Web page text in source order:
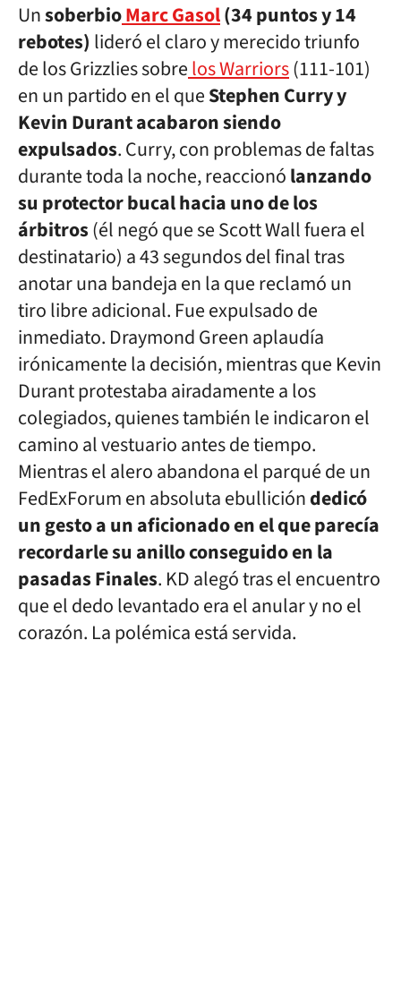
UnsoberbioMarc Gasol(34 puntos y 14
rebotes) lideró el claro y merecido triunfo
de los Grizzlies sobrelos Warriors(111-101)
en un partido en el queStephen Curry y
Kevin Durant acabaron siendo
expulsados. Curry, con problemas de faltas
durante toda la noche, reaccionólanzando
su protector bucal hacia uno de los
árbitros(él negó que se Scott Wall fuera el
destinatario) a 43 segundos del final tras
anotar una bandeja en la que reclamó un
tiro libre adicional. Fue expulsado de
inmediato. Draymond Green aplaudía
irónicamente la decisión, mientras que Kevin
Durant protestaba airadamente a los
colegiados, quienes también le indicaron el
camino al vestuario antes de tiempo.
Mientras el alero abandona el parqué de un
FedExForum en absoluta ebullicióndedicó
un gesto a un aficionado en el que parecía
recordarle su anillo conseguido en la
pasadas Finales. KD alegó tras el encuentro
que el dedo levantado era el anular y no el
corazón. La polémica está servida.